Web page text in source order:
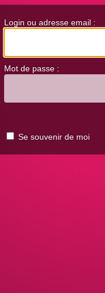
Login ou adresse email :
Mot de passe :
Se souvenir de moi